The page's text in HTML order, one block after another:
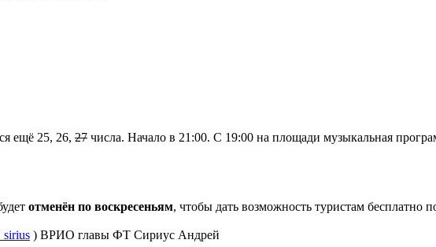
ещё 25, 26, 27 числа. Начало в 21:00. С 19:00 на площади музыкальная
отменён по воскресеньям, чтобы дать возможность туристам бесплатно
) ВРИО главы ФТ Сириус Андрей